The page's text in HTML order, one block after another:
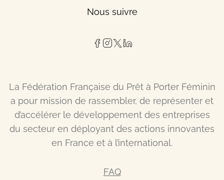
Nous suivre
La Fédération Française du Prêt à Porter Féminin
a pour mission de rassembler, de représenter et
d’accélérer le développement des entreprises
du secteur en déployant des actions innovantes
en France et à l’international.
FAQ